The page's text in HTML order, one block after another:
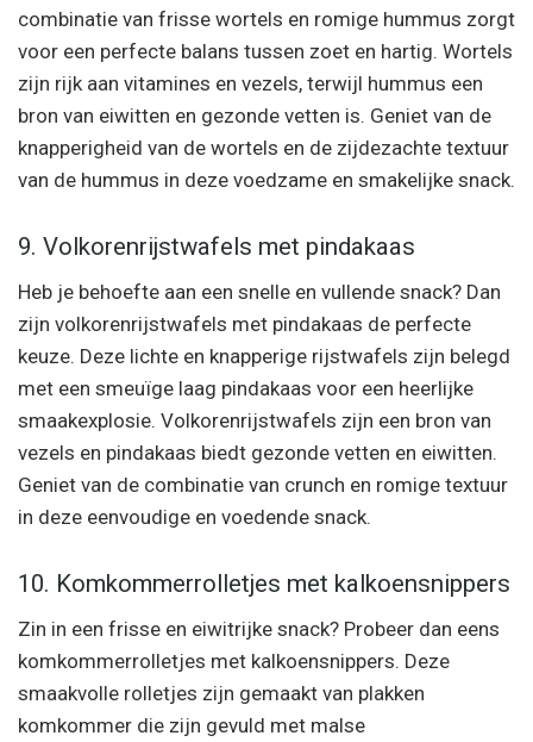
combinatie van frisse wortels en romige hummus zorgt
voor een perfecte balans tussen zoet en hartig. Wortels
zijn rijk aan vitamines en vezels, terwijl hummus een
bron van eiwitten en gezonde vetten is. Geniet van de
knapperigheid van de wortels en de zijdezachte textuur
van de hummus in deze voedzame en smakelijke snack.
9. Volkorenrijstwafels met pindakaas
Heb je behoefte aan een snelle en vullende snack? Dan
zijn volkorenrijstwafels met pindakaas de perfecte
keuze. Deze lichte en knapperige rijstwafels zijn belegd
met een smeuïge laag pindakaas voor een heerlijke
smaakexplosie. Volkorenrijstwafels zijn een bron van
vezels en pindakaas biedt gezonde vetten en eiwitten.
Geniet van de combinatie van crunch en romige textuur
in deze eenvoudige en voedende snack.
10. Komkommerrolletjes met kalkoensnippers
Zin in een frisse en eiwitrijke snack? Probeer dan eens
komkommerrolletjes met kalkoensnippers. Deze
smaakvolle rolletjes zijn gemaakt van plakken
komkommer die zijn gevuld met malse